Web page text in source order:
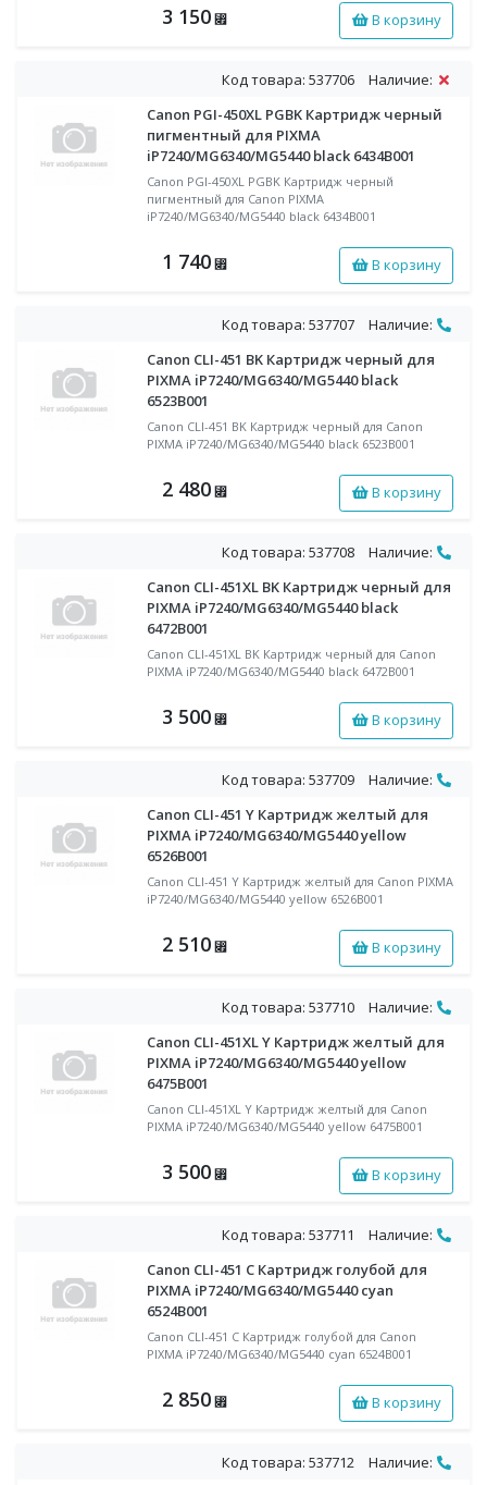
3 150 ⃏ В корзину
Код товара: 537706
Наличие:
Canon PGI-450XL PGBK Картридж черный
пигментный для PIXMA
iP7240/MG6340/MG5440 black 6434B001
Canon PGI-450XL PGBK Картридж черный
пигментный для Canon PIXMA
iP7240/MG6340/MG5440 black 6434B001
1 740 ⃏ В корзину
Код товара: 537707
Наличие:
Canon CLI-451 BK Картридж черный для
PIXMA iP7240/MG6340/MG5440 black
6523B001
Canon CLI-451 BK Картридж черный для Canon
PIXMA iP7240/MG6340/MG5440 black 6523B001
2 480 ⃏ В корзину
Код товара: 537708
Наличие:
Canon CLI-451XL BK Картридж черный для
PIXMA iP7240/MG6340/MG5440 black
6472B001
Canon CLI-451XL BK Картридж черный для Canon
PIXMA iP7240/MG6340/MG5440 black 6472B001
3 500 ⃏ В корзину
Код товара: 537709
Наличие:
Canon CLI-451 Y Картридж желтый для
PIXMA iP7240/MG6340/MG5440 yellow
6526B001
Canon CLI-451 Y Картридж желтый для Canon PIXMA
iP7240/MG6340/MG5440 yellow 6526B001
2 510 ⃏ В корзину
Код товара: 537710
Наличие:
Canon CLI-451XL Y Картридж желтый для
PIXMA iP7240/MG6340/MG5440 yellow
6475B001
Canon CLI-451XL Y Картридж желтый для Canon
PIXMA iP7240/MG6340/MG5440 yellow 6475B001
3 500 ⃏ В корзину
Код товара: 537711
Наличие:
Canon CLI-451 C Картридж голубой для
PIXMA iP7240/MG6340/MG5440 cyan
6524B001
Canon CLI-451 C Картридж голубой для Canon
PIXMA iP7240/MG6340/MG5440 cyan 6524B001
2 850 ⃏ В корзину
Код товара: 537712
Наличие: